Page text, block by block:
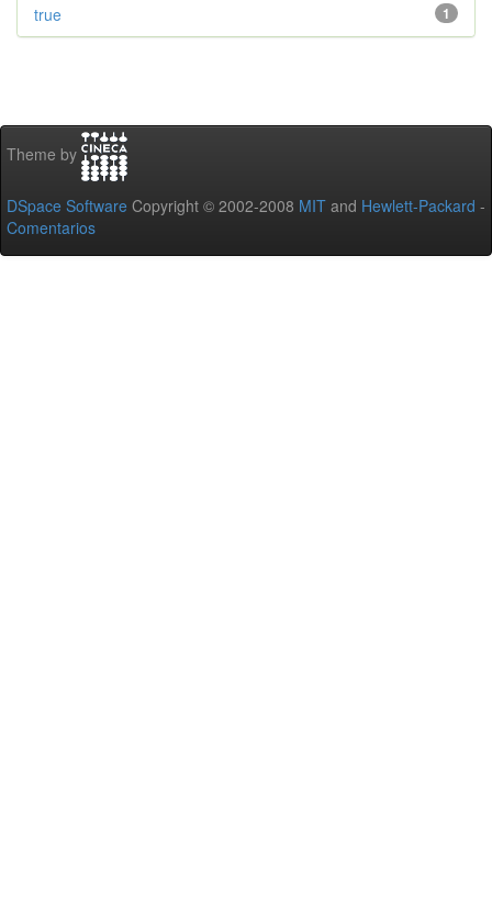
1
true
Theme by
DSpace Software Copyright © 2002-2008 MIT and Hewlett-Packard -
Comentarios